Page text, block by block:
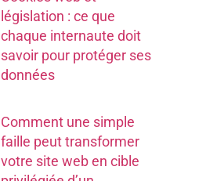
législation : ce que
chaque internaute doit
savoir pour protéger ses
données
Comment une simple
faille peut transformer
votre site web en cible